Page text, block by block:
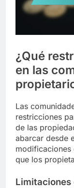
¿Qué
en las
Las
restricciones
de las
abarcar desde
modificaciones
que los
Limitaciones